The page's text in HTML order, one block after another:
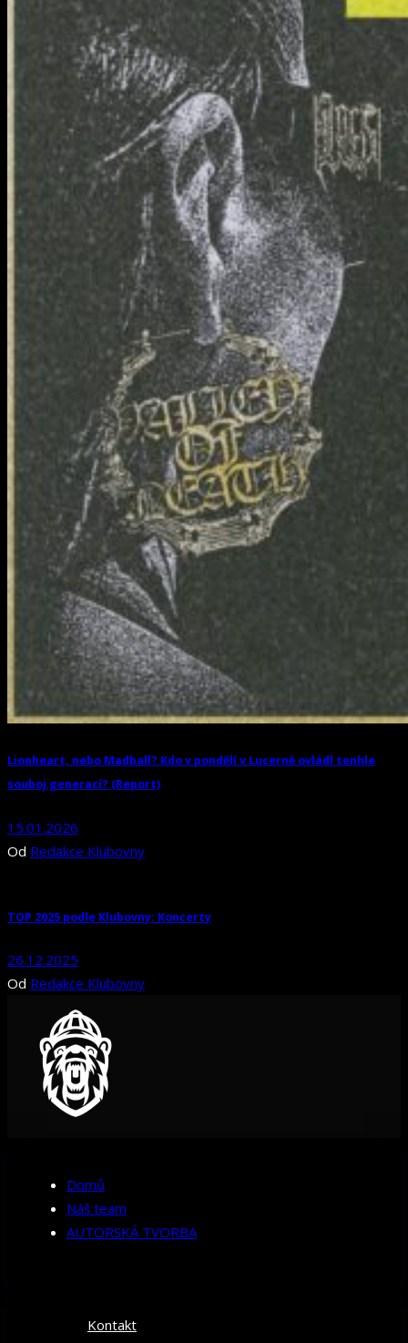
Lionheart, nebo Madball? Kdo v pondělí v Lucerně ovládl tenhle
souboj generací? (Report)
15.01.2026
Od Redakce Klubovny
TOP 2025 podle Klubovny: Koncerty
26.12.2025
Od Redakce Klubovny
Domů
Náš team
AUTORSKÁ TVORBA
Kontakt